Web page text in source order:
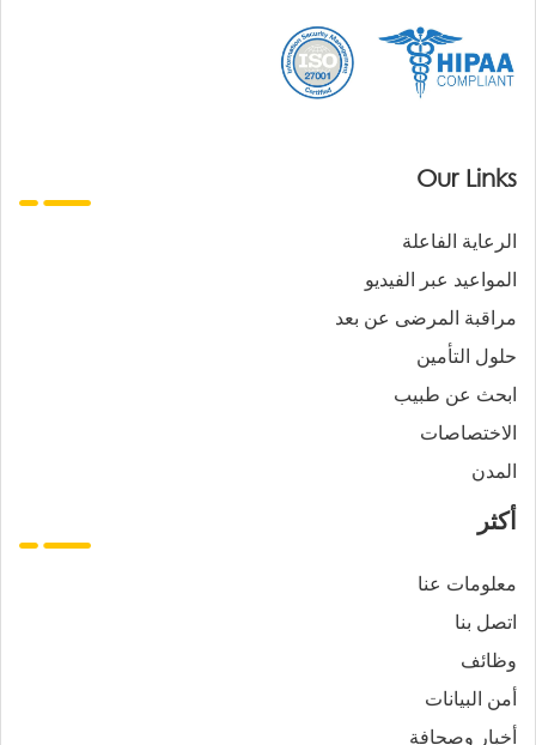
Our Links
الرعاية الفاعلة
المواعيد عبر الفيديو
مراقبة المرضى عن بعد
حلول التأمين
ابحث عن طبيب
الاختصاصات
المدن
أكثر
معلومات عنا
اتصل بنا
وظائف
أمن البيانات
أخبار وصحافة